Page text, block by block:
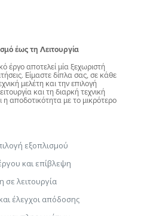
έως τη Λειτουργία
έργο αποτελεί μία ξεχωριστή
Είμαστε δίπλα σας, σε κάθε
μελέτη και την επιλογή
και τη διαρκή τεχνική
η αποδοτικότητα με το μικρότερο
εξοπλισμού
και επίβλεψη
σε λειτουργία
έλεγχοι απόδοσης